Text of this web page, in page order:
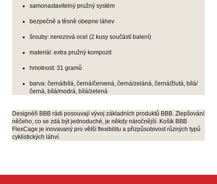
samonastavitelný pružný systém
bezpečně a těsně obepne láhev
šrouby: nerezová ocel (2 kusy součástí balení)
materiál: extra pružný kompozit
hmotnost: 31 gramů
barva: černá/bílá, černá/červená, černá/zeláná, černá/žlutá, bílá/
černá, bílá/modrá, bílá/zelená
Designéři BBB rádi posouvají vývoj základních produktů BBB. Zlepšování
něčeho, co se zdá být jednoduché, je někdy náročnější. Košík BBB
FlexCage je inovavaný pro větší flexibilitu a přizpůsobivost různých typů
cyklistických láhví.